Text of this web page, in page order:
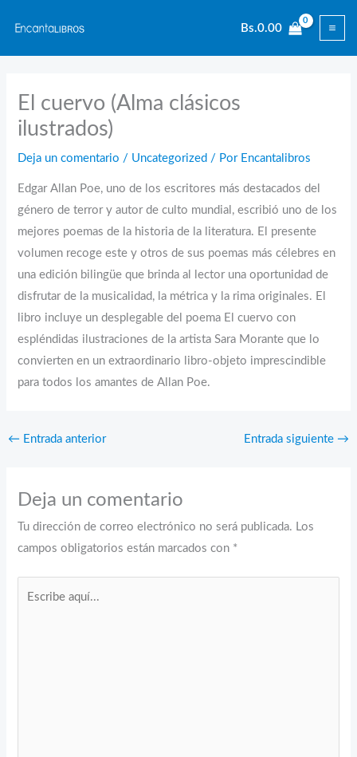
contenido
Bs.0.00
El cuervo (Alma clásicos
ilustrados)
Deja un comentario / Uncategorized / Por Encantalibros
Edgar Allan Poe, uno de los escritores más destacados del
género de terror y autor de culto mundial, escribió uno de los
mejores poemas de la historia de la literatura. El presente
volumen recoge este y otros de sus poemas más célebres en
una edición bilingüe que brinda al lector una oportunidad de
disfrutar de la musicalidad, la métrica y la rima originales. El
libro incluye un desplegable del poema El cuervo con
espléndidas ilustraciones de la artista Sara Morante que lo
convierten en un extraordinario libro-objeto imprescindible
para todos los amantes de Allan Poe.
← Entrada anterior Entrada siguiente →
Deja un comentario
Tu dirección de correo electrónico no será publicada. Los
campos obligatorios están marcados con *